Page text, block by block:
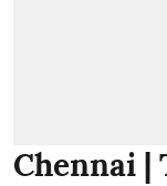
Chennai |